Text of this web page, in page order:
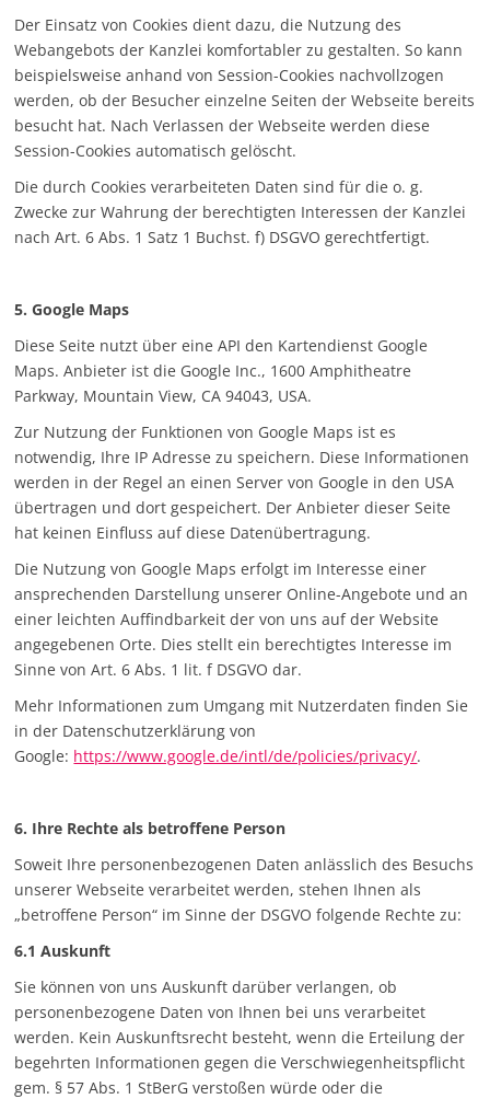
Der Einsatz von Cookies dient dazu, die Nutzung des
Webangebots der Kanzlei komfortabler zu gestalten. So kann
beispielsweise anhand von Session-Cookies nachvollzogen
werden, ob der Besucher einzelne Seiten der Webseite bereits
besucht hat. Nach Verlassen der Webseite werden diese
Session-Cookies automatisch gelöscht.
Die durch Cookies verarbeiteten Daten sind für die o. g.
Zwecke zur Wahrung der berechtigten Interessen der Kanzlei
nach Art. 6 Abs. 1 Satz 1 Buchst. f) DSGVO gerechtfertigt.
5. Google Maps
Diese Seite nutzt über eine API den Kartendienst Google
Maps. Anbieter ist die Google Inc., 1600 Amphitheatre
Parkway, Mountain View, CA 94043, USA.
Zur Nutzung der Funktionen von Google Maps ist es
notwendig, Ihre IP Adresse zu speichern. Diese Informationen
werden in der Regel an einen Server von Google in den USA
übertragen und dort gespeichert. Der Anbieter dieser Seite
hat keinen Einfluss auf diese Datenübertragung.
Die Nutzung von Google Maps erfolgt im Interesse einer
ansprechenden Darstellung unserer Online-Angebote und an
einer leichten Auffindbarkeit der von uns auf der Website
angegebenen Orte. Dies stellt ein berechtigtes Interesse im
Sinne von Art. 6 Abs. 1 lit. f DSGVO dar.
Mehr Informationen zum Umgang mit Nutzerdaten finden Sie
in der Datenschutzerklärung von
Google: https://www.google.de/intl/de/policies/privacy/.
6. Ihre Rechte als betroffene Person
Soweit Ihre personenbezogenen Daten anlässlich des Besuchs
unserer Webseite verarbeitet werden, stehen Ihnen als
„betroffene Person“ im Sinne der DSGVO folgende Rechte zu:
6.1 Auskunft
Sie können von uns Auskunft darüber verlangen, ob
personenbezogene Daten von Ihnen bei uns verarbeitet
werden. Kein Auskunftsrecht besteht, wenn die Erteilung der
begehrten Informationen gegen die Verschwiegenheitspflicht
gem. § 57 Abs. 1 StBerG verstoßen würde oder die